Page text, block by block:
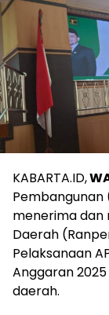
KABARTA.ID,
Pembangunan
menerima dan
Daerah
Pelaksanaan
Anggaran
daerah.